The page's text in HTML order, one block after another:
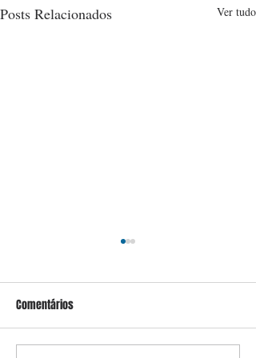
Posts Relacionados Ver tudo
Comentários